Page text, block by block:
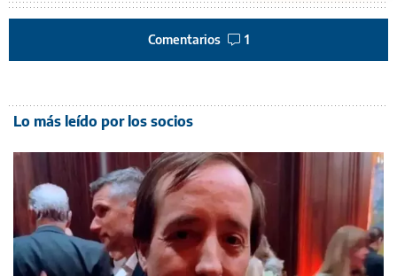
Comentarios 1
Lo más leído por los socios